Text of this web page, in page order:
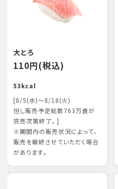
大とろ
110円(税込)
53kcal
[8/5(水)～8/18(火)
但し販売予定総数763万食が
完売次第終了。]
※期間内の販売状況によって、
販売を継続させていただく場合
があります。